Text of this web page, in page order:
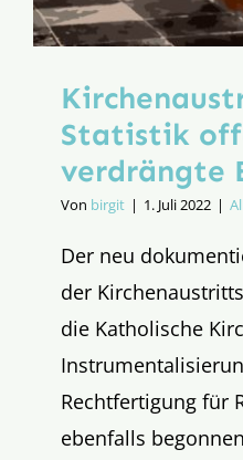
Statistik
verdrängte
Von birgit | 1. Juli 2022 |
Der neu
der
die Katholische
Rechtfertigung für
ebenfalls